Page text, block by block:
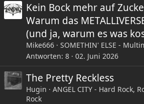
Kein Bock mehr auf
Warum das
(und ja, warum es was
Mike666
SOMETHIN' ELSE -
Antworten 8 02. Juni 2026
The Pretty Reckless
Hugin
ANGEL CITY - Hard Rock,
Rock